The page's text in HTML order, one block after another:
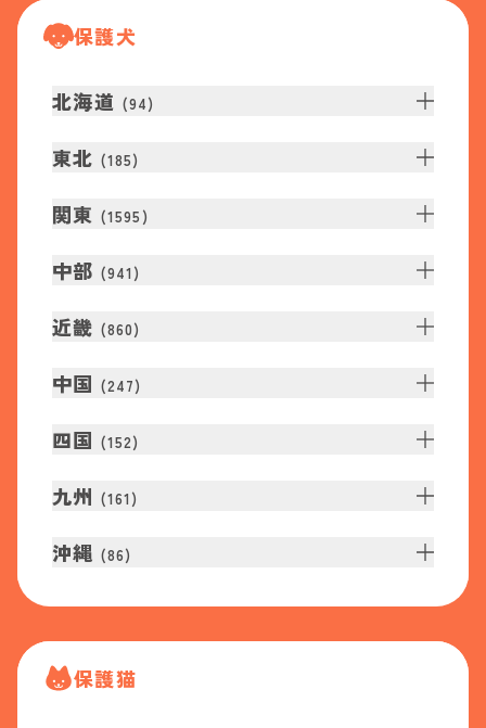
保護犬
北海道 (94)
東北 (185)
関東 (1595 )
中部 (941 )
近畿 (860)
中国 (247)
四国 (152)
九州 (161 )
沖縄 (86)
保護猫